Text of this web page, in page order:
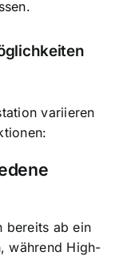
variieren
bereits ab ein
während High-